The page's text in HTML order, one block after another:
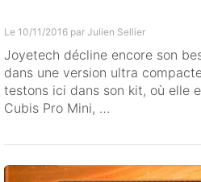
Le 10/11/2016 par Julien Sellier
Joyetech décline encore son
dans une version ultra
testons ici dans son kit, où elle
Cubis Pro Mini, …